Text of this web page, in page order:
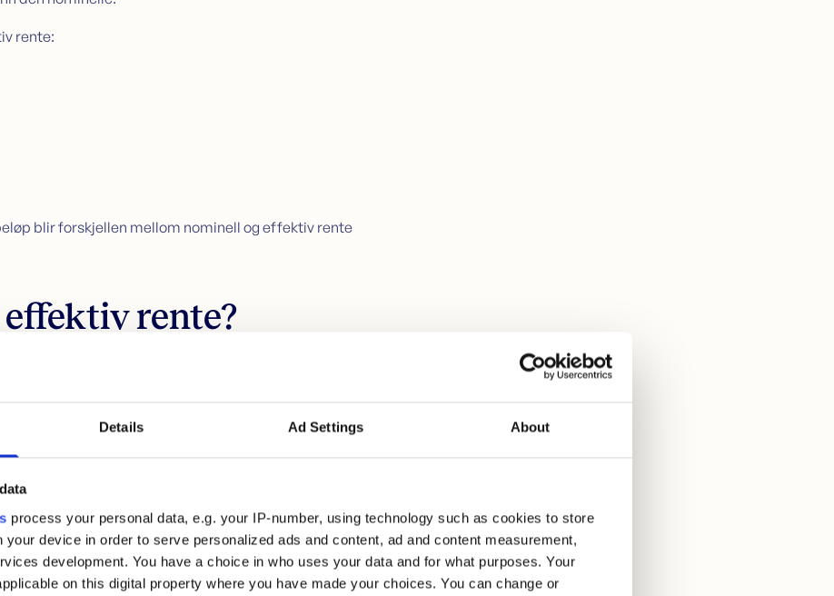
Details Ad Settings About
process your personal data, e.g. your IP-number, using technology such as cookies to store
your device in order to serve personalized ads and content, ad and content measurement,
development. You have a choice in who uses your data and for what purposes. Your
on this digital property where you have made your choices. You can change or
rente:
blir forskjellen mellom nominell og effektiv rente
rente?
ut: